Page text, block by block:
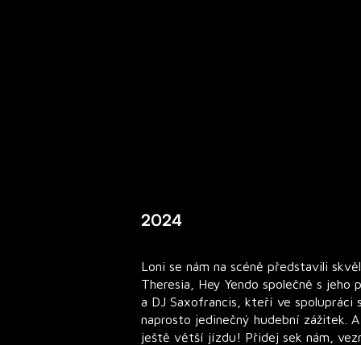
2024
Loni se nám na scéně představili
Theresia, Hey Yendo společně s jeho
a DJ Saxofrancis, kteří ve
naprosto jedinečný hudební zážitek.
ještě větší jízdu! Přidej sek nám,